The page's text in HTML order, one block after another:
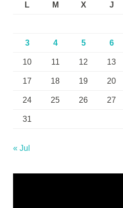
L
M X J
3 4 5 6
10 11 12 13
17 18 19 20
24 25 26 27
31
« Jul